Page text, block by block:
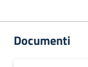
Documenti